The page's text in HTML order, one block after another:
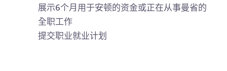
展示6个月用于安顿的资金或正在从事曼省的
全职工作
提交职业就业计划